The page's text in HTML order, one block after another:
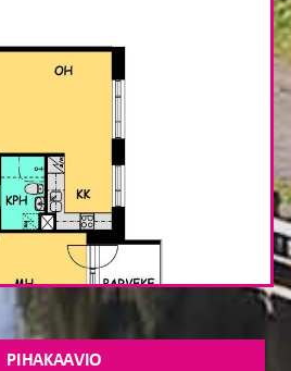
PIHAKAAVIO